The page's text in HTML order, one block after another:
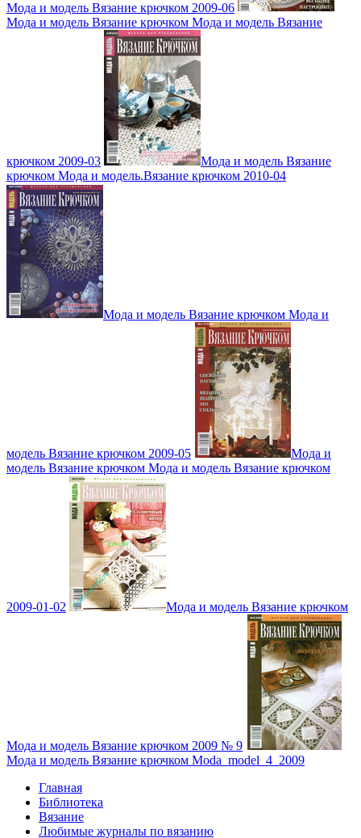
Мода и модель Вязание крючком 2009-06
Мода и модель Вязание крючком Мода и модель Вязание
крючком 2009-03
Мода и модель Вязание
крючком Мода и модель.Вязание крючком 2010-04
Мода и модель Вязание крючком Мода и
модель Вязание крючком 2009-05
Мода и
модель Вязание крючком Мода и модель Вязание крючком
2009-01-02 Мода и модель Вязание крючком
Мода и модель Вязание крючком 2009 № 9
Мода и модель Вязание крючком Moda_model_4_2009
Главная
Библиотека
Вязание
Любимые журналы по вязанию